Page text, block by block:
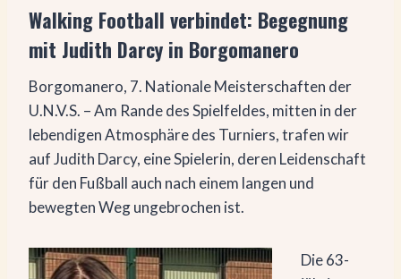
Walking Football verbindet: Begegnung
mit Judith Darcy in Borgomanero
Borgomanero, 7. Nationale Meisterschaften der
U.N.V.S. – Am Rande des Spielfeldes, mitten in der
lebendigen Atmosphäre des Turniers, trafen wir
auf Judith Darcy, eine Spielerin, deren Leidenschaft
für den Fußball auch nach einem langen und
bewegten Weg ungebrochen ist.
Die 63-